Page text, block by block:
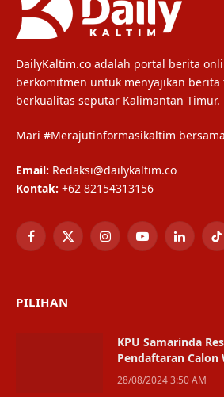
DailyKaltim.co adalah portal berita
berkomitmen untuk menyajikan berita
berkualitas seputar Kalimantan Timur.
Mari #Merajutinformasikaltim
Email: Redaksi@dailykaltim.co
Kontak: +62 82154313156
Facebook
X
InstagramYouTubeLinkedIn
PILIHAN
KPU Samarinda
Pendaftaran Calon
2024 Dimulai
28/08/2024 3:50 AM